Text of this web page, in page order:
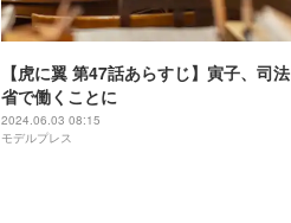
【虎に翼 第47話あらすじ】寅子、司法
省で働くことに
2024.06.03 08:15
モデルプレス